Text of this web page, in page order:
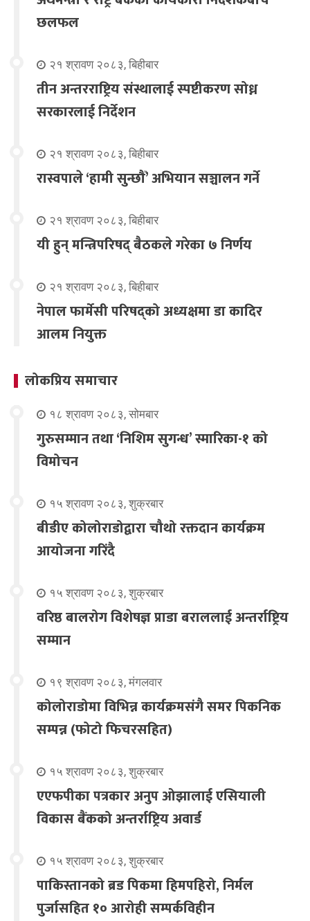
छलफल
२१ श्रावण २०८३, बिहीबार
तीन अन्तरराष्ट्रिय संस्थालाई स्पष्टीकरण सोध्न
सरकारलाई निर्देशन
२१ श्रावण २०८३, बिहीबार
रास्वपाले ‘हामी सुन्छौँ’ अभियान सञ्चालन गर्ने
२१ श्रावण २०८३, बिहीबार
यी हुन् मन्त्रिपरिषद् बैठकले गरेका ७ निर्णय
२१ श्रावण २०८३, बिहीबार
नेपाल फार्मेसी परिषद्को अध्यक्षमा डा कादिर
आलम नियुक्त
लोकप्रिय समाचार
१८ श्रावण २०८३, सोमबार
गुरुसम्मान तथा ‘निशिम सुगन्ध’ स्मारिका-१ को
विमोचन
१५ श्रावण २०८३, शुक्रबार
बीडीए कोलोराडोद्वारा चौथो रक्तदान कार्यक्रम
आयोजना गरिंदै
१५ श्रावण २०८३, शुक्रबार
वरिष्ठ बालरोग विशेषज्ञ प्राडा बराललाई अन्तर्राष्ट्रिय
सम्मान
१९ श्रावण २०८३, मंगलवार
कोलोराडोमा विभिन्न कार्यक्रमसंगै समर पिकनिक
सम्पन्न (फोटो फिचरसहित)
१५ श्रावण २०८३, शुक्रबार
एएफपीका पत्रकार अनुप ओझालाई एसियाली
विकास बैंकको अन्तर्राष्ट्रिय अवार्ड
१५ श्रावण २०८३, शुक्रबार
पाकिस्तानको ब्रड पिकमा हिमपहिरो, निर्मल
पुर्जासहित १० आरोही सम्पर्कविहीन